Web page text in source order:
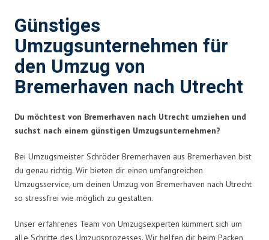
Günstiges
Umzugsunternehmen für
den Umzug von
Bremerhaven nach Utrecht
Du möchtest von Bremerhaven nach Utrecht umziehen und
suchst nach einem günstigen Umzugsunternehmen?
Bei Umzugsmeister Schröder Bremerhaven aus Bremerhaven bist
du genau richtig. Wir bieten dir einen umfangreichen
Umzugsservice, um deinen Umzug von Bremerhaven nach Utrecht
so stressfrei wie möglich zu gestalten.
Unser erfahrenes Team von Umzugsexperten kümmert sich um
alle Schritte des Umzugsprozesses. Wir helfen dir beim Packen,